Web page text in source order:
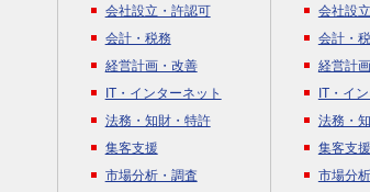
会社設立・許認可
会計・税務
経営計画・改善
IT・インターネット
法務・知財・特許
集客支援
市場分析・調査
会社設
会計・
経営計
IT・イ
法務・
集客支援
市場分